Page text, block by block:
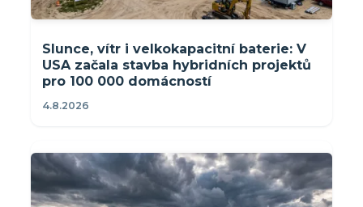
Slunce, vítr i velkokapacitní baterie: V
USA začala stavba hybridních projektů
pro 100 000 domácností
4.8.2026